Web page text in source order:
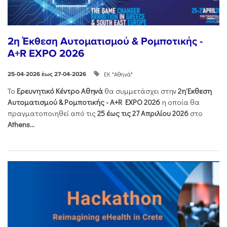
2η Έκθεση Αυτοματισμού & Ρομποτικής -
A+R EXPO 2026
25-04-2026 έως 27-04-2026 ΕΚ "Αθηνά"
Το Ερευνητικό Κέντρο Αθηνά θα συμμετάσχει στην2η Έκθεση
Αυτοματισμού & Ρομποτικής - Α+R EXPO 2026 η οποία θα
πραγματοποιηθεί από τις25 έως τις 27 Απριλίου 2026 στο
Athens...